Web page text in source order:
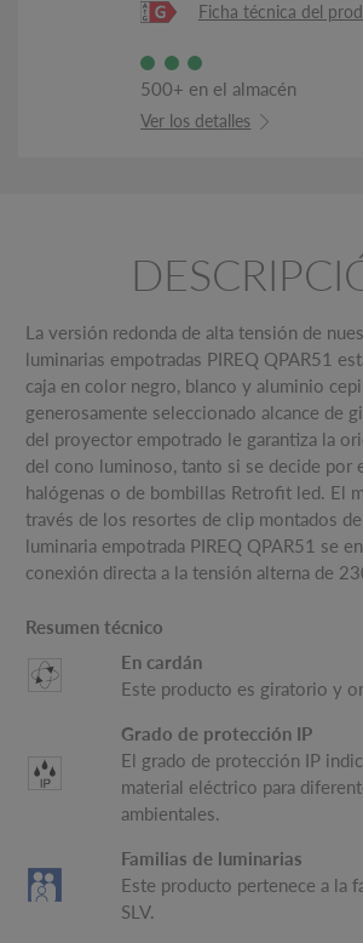
Ficha técnica del
500+ en el almacén
Ver los detalles
La versión redonda de alta tensión de
luminarias empotradas PIREQ QPAR51
caja en color negro, blanco y aluminio
generosamente seleccionado alcance de
del proyector empotrado le garantiza la
del cono luminoso, tanto si se decide por
halógenas o de bombillas Retrofit led. El
través de los resortes de clip montados
luminaria empotrada PIREQ QPAR51 se
conexión directa a la tensión alterna de
Resumen técnico
En cardán
Este producto es giratorio y
Grado de protección IP
El grado de protección IP
material eléctrico para
ambientales.
Familias de luminarias
Este producto pertenece a la
SLV.